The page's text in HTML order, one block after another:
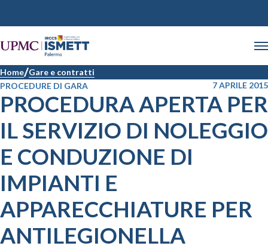
Home Gare e contratti
PROCEDURE DI GARA
7 APRILE 2015
PROCEDURA APERTA PER
IL SERVIZIO DI NOLEGGIO
E CONDUZIONE DI
IMPIANTI E
APPARECCHIATURE PER
ANTILEGIONELLA